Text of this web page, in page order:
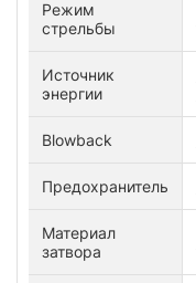
Режим
стрельбы
Источник
энергии
Blowback
Предохранитель
Материал
затвора